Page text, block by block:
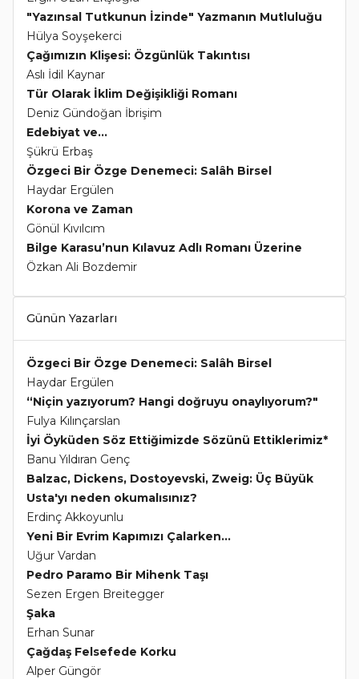
"Yazınsal Tutkunun İzinde" Yazmanın Mutluluğu
Hülya Soyşekerci
Çağımızın Klişesi: Özgünlük Takıntısı
Aslı İdil Kaynar
Tür Olarak İklim Değişikliği Romanı
Deniz Gündoğan İbrişim
Edebiyat ve...
Şükrü Erbaş
Özgeci Bir Özge Denemeci: Salâh Birsel
Haydar Ergülen
Korona ve Zaman
Gönül Kıvılcım
Bilge Karasu’nun Kılavuz Adlı Romanı Üzerine
Özkan Ali Bozdemir
Günün Yazarları
Özgeci Bir Özge Denemeci: Salâh Birsel
Haydar Ergülen
“Niçin yazıyorum? Hangi doğruyu onaylıyorum?"
Fulya Kılınçarslan
İyi Öyküden Söz Ettiğimizde Sözünü Ettiklerimiz*
Banu Yıldıran Genç
Balzac, Dickens, Dostoyevski, Zweig: Üç Büyük
Usta'yı neden okumalısınız?
Erdinç Akkoyunlu
Yeni Bir Evrim Kapımızı Çalarken...
Uğur Vardan
Pedro Paramo Bir Mihenk Taşı
Sezen Ergen Breitegger
Şaka
Erhan Sunar
Çağdaş Felsefede Korku
Alper Güngör